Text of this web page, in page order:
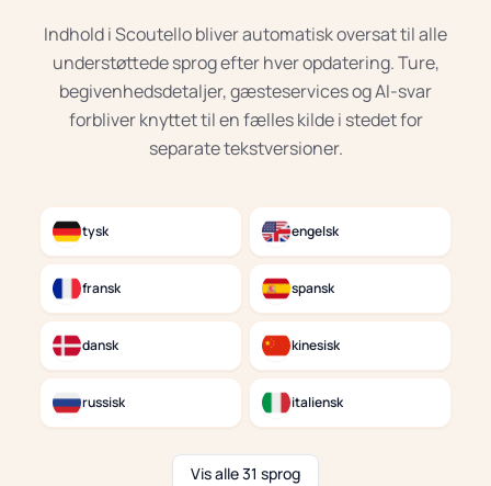
Indhold i Scoutello bliver automatisk oversat til alle
understøttede sprog efter hver opdatering. Ture,
begivenhedsdetaljer, gæsteservices og AI-svar
forbliver knyttet til en fælles kilde i stedet for
separate tekstversioner.
tysk engelsk
fransk spansk
dansk kinesisk
russisk italiensk
Vis alle 31 sprog